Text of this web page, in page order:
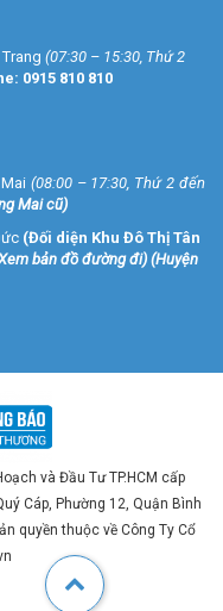
(07:30 – 15:30, Thứ 2
0915 810 810
(08:00 – 17:30, Thứ 2 đến
Mai cũ)
(Đối diện Khu Đô Thị Tân
bản đồ đường đi) (Huyện
và Đầu Tư TP.HCM cấp
Cáp, Phường 12, Quận Bình
quyền thuộc về Công Ty Cổ